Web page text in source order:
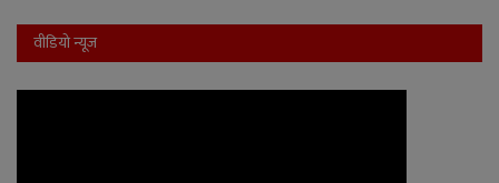
वीडियो न्यूज